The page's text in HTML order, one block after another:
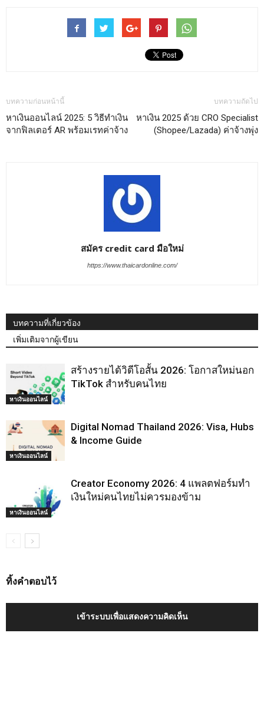
บทความก่อนหน้านี้
หาเงินออนไลน์ 2025: 5 วิธีทำเงิน
จากฟิลเตอร์ AR พร้อมเรทค่าจ้าง
บทความถัดไป
หาเงิน 2025 ด้วย CRO Specialist
(Shopee/Lazada) ค่าจ้างพุ่ง
สมัคร credit card มือใหม่
https://www.thaicardonline.com/
บทความที่เกี่ยวข้อง
เพิ่มเติมจากผู้เขียน
หาเงินออนไลน์
สร้างรายได้วิดีโอสั้น 2026: โอกาสใหม่นอก
TikTok สำหรับคนไทย
หาเงินออนไลน์
Digital Nomad Thailand 2026: Visa, Hubs
& Income Guide
หาเงินออนไลน์
Creator Economy 2026: 4 แพลตฟอร์มทำ
เงินใหม่คนไทยไม่ควรมองข้าม
ทิ้งคำตอบไว้
เข้าระบบเพื่อแสดงความคิดเห็น